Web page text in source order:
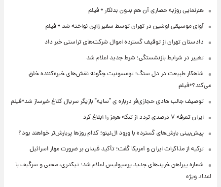
هنرنمایی روزبه حصاری آن هم بدون بدلکار + فیلم
آوای موسیقی اوشین در تهران توسط سفیر ژاپن نواخته شد + فیلم
دادستان تهران از توقیف گسترده اموال شرکت‌های تراستی خبر داد
تغییر در شرایط بازنشستگی؛ شرط جدید اعلام شد
شاهکار طبیعت در دل سنگ؛ تومسونیت چگونه نقش‌های خیره‌کننده خلق
می‌کند؟+فیلم
توصیف جالب هادی حجازی‌فر درباره ی "سایه" بازیگر سریال کلاغ خبرساز شد+فیلم
ایران تعرفه ۷ درصدی تردد از تنگه هرمز را ابلاغ کرد
پیش‌بینی بارش‌های گسترده با ورود ال‌نینو؛ کدام روزها پربارش‌تر خواهند بود؟
ترکیه از مذاکرات ایران و آمریکا گفت؛ تأکید فیدان بر ضرورت مهار اسرائیل
شماره پیراهن خریدهای جدید پرسپولیس اعلام شد؛ تیکدری، محبی و سرگیف با
اعداد ویژه